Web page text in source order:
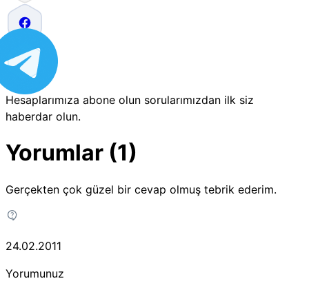
Hesaplarımıza abone olun sorularımızdan ilk siz
haberdar olun.
Yorumlar (1)
Gerçekten çok güzel bir cevap olmuş tebrik ederim.
24.02.2011
Yorumunuz